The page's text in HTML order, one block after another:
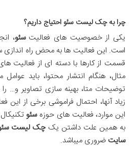
چرا به چک لیست سئو احتیاج داریم؟
یکی از خصوصیت های فعالیتسئو،
است. این فعالیت ها به محض راه
قسمت از کارها با دسته ای از فعالیت
مثال، هنگام انتشار محتوا، باید
توضیحات متا، بهینه سازی تصاویر و… را
زیاد آنها، احتمال فراموشی برخی از
این موارد، فعالیت های حوزهسئو
به همین علت داشتن یکچک لیست
سایت ضروری میباشد.